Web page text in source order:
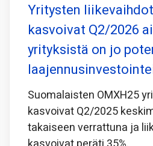
Yritysten
kasvoivat Q2/2026
yrityksistä on jo
Suomalaisten OMXH25
kasvoivat Q2/2025
takaiseen verrattuna ja